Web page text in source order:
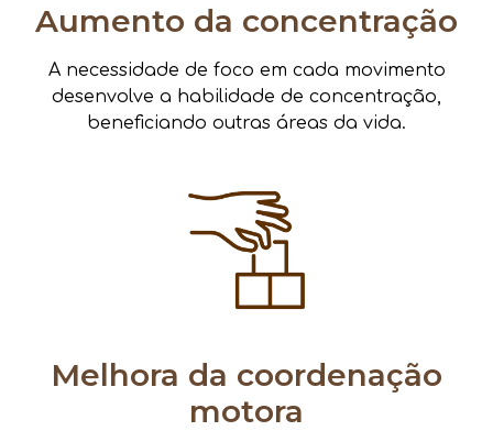
Aumento da concentração
A necessidade de foco em cada movimento
desenvolve a habilidade de concentração,
beneficiando outras áreas da vida.
Melhora da coordenação
motora